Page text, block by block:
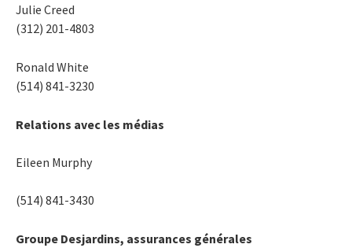
Julie Creed
(312) 201-4803
Ronald White
(514) 841-3230
Relations avec les médias
Eileen Murphy
(514) 841-3430
Groupe Desjardins, assurances générales